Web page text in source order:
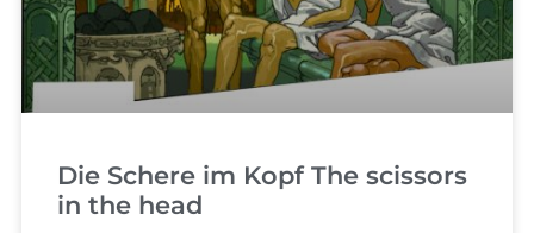
Die Schere im Kopf The scissors
in the head